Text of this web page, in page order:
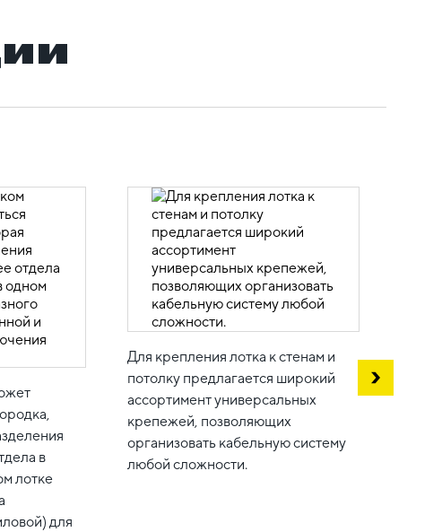
в
лотке
для
Для крепления лотка к стенам и
потолку предлагается широкий
ассортимент универсальных
крепежей, позволяющих
организовать кабельную систему
любой сложности.